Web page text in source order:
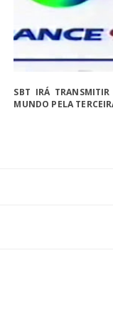
SBT IRÁ
MUNDO PELA